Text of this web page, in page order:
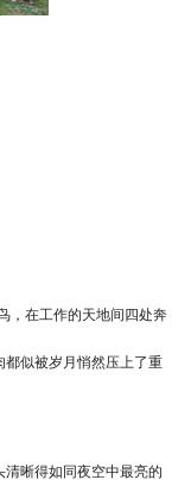
，在工作的天地间四处奔
似被岁月悄然压上了重
晰得如同夜空中最亮的